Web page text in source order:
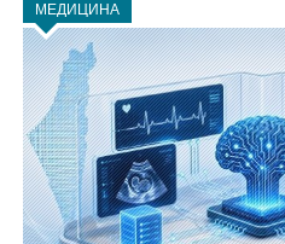
МЕДИЦИНА